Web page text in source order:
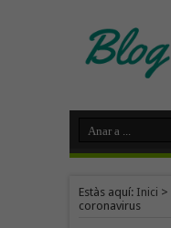
Estàs aquí: Inici >
coronavirus